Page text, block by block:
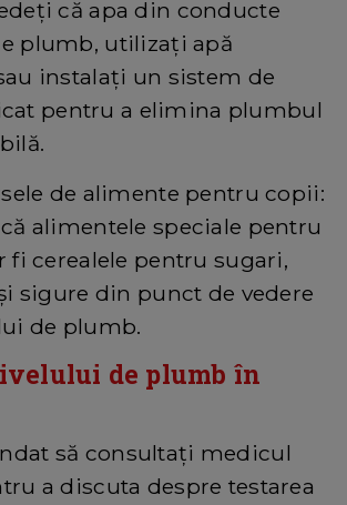
că apa din conducte
plumb, utilizați apă
instalați un sistem de
pentru a elimina plumbul
de alimente pentru copii:
alimentele speciale pentru
fi cerealele pentru sugari,
sigure din punct de vedere
de plumb.
de plumb în
să consultați medicul
a discuta despre testarea